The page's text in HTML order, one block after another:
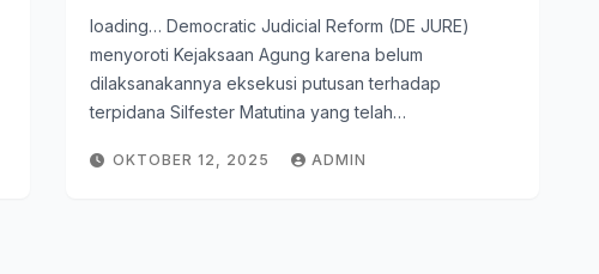
loading… Democratic Judicial Reform (DE JURE)
menyoroti Kejaksaan Agung karena belum
dilaksanakannya eksekusi putusan terhadap
terpidana Silfester Matutina yang telah…
OKTOBER 12, 2025 ADMIN